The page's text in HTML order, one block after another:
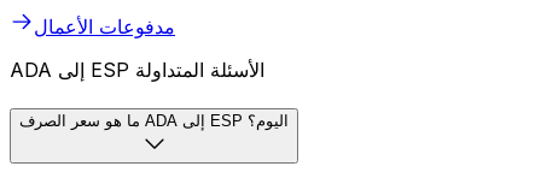
مدفوعات الأعمال
ADA إلى ESP الأسئلة المتداولة
ما هو سعر الصرف ADA إلى ESP اليوم؟